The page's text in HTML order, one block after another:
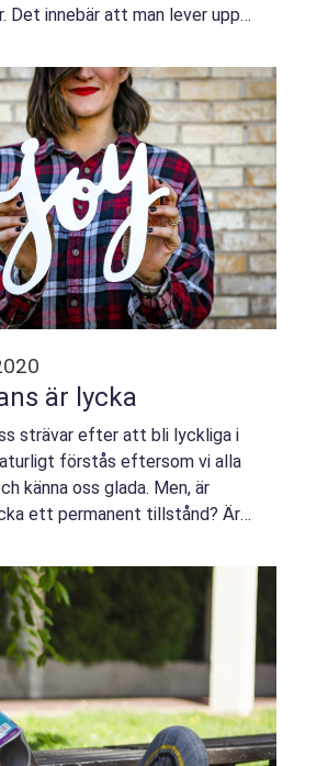
Det innebär att man lever upp
är lycka
strävar efter att bli lyckliga i
förstås eftersom vi alla
känna oss glada. Men, är
ett permanent tillstånd? Är